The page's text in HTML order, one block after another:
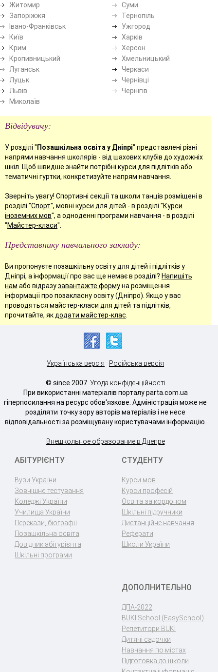
Житомир
Запоріжжя
Івано-Франківськ
Київ
Крим
Кропивницький
Луганськ
Луцьк
Львів
Миколаїв
Суми
Тернопіль
Ужгород
Харків
Херсон
Хмельницький
Черкаси
Чернівці
Чернігів
Відвідувачу:
У розділі " Позашкільна освіта у Дніпрі" представлені різні
напрями навчання школярів - від шахових клубів до художніх
шкіл. Щоб швидше знайти потрібні курси для підлітків або
тематичні гуртки, конкретизуйте напрям навчання.
Зверніть увагу! Спортивні секції та школи танців розміщені в
розділі "Спорт", мовні курси для дітей - в розділі "Курси
іноземних мов", а одноденні програми навчання - в розділі
"Майстер-класи".
Представнику навчального закладу:
Ви пропонуєте позашкільну освіту для дітей і підлітків у
Дніпрі, а інформації про вас ще немає в розділі? Напишіть
нам або відразузавантажте формуна розміщення
інформації про позакласну освіту (Дніпро). Якщо у вас
проводяться майстер-класи для дітей та підлітків,
прочитайте, як додати майстер-клас
Українська версія Російська версія
© since 2007. Угода конфіденційності
При використанні матеріалів порталу parta.com.ua
гіперпосилання на ресурс обов'язкове. Адміністрація може не
розділяти точку зору авторів матеріалів і не несе
відповідальності за розміщувану користувачами інформацію.
Внешкольное образование в Днепре
АБІТУРІЄНТУ
Вузи України
Зовнішнє тестування
Коледжі України
Училища України
Перекази, біографії
Позашкільна освіта
Довідник абітурієнта
Шкільні програми
СТУДЕНТУ
Курси мов
Курси професій
Освіта за кордоном
Шкільні підручники
Дистанційне навчання
Реферати
Школи України
ДОПОЛНИТЕЛЬНО
ДПА-2022
BUKI School (EasySchool)
Репетитори BUKI
Дитячі садочки
Навчання по містах
Підготовка до школи